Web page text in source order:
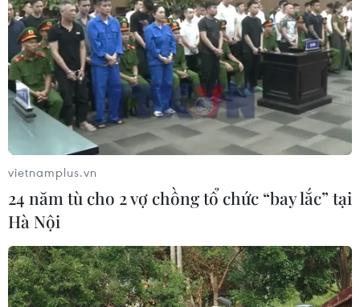
diện về quốc phòng
05/08/2026 14:58
Thường trực Ban Bí thư Trần Cẩm Tú
tiếp Đại sứ Singapore Rajpal Singh
05/08/2026 14:54
Thủ tướng Lê Minh Hưng tiếp Bộ
trưởng Quốc phòng Malaysia
05/08/2026 11:31
vietnamplus.vn
24 năm tù cho 2 vợ chồng tổ chức “bay lắc” tại
Hà Nội